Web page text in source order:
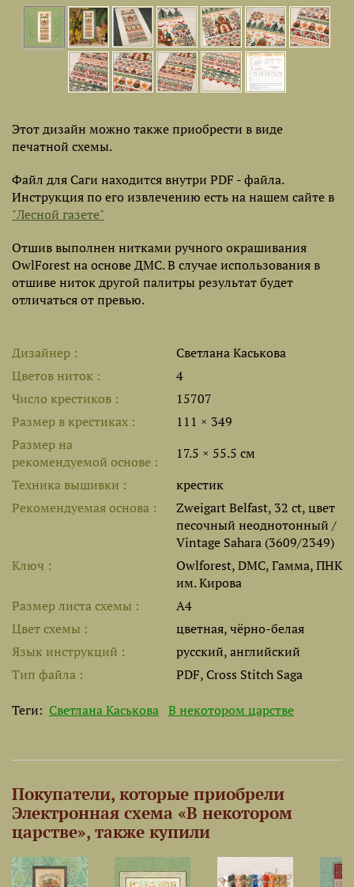
Этот дизайн можно также приобрести в виде
печатной схемы.
Файл для Саги находится внутри PDF - файла.
Инструкция по его извлечению есть на нашем сайте в
"Лесной газете"
Отшив выполнен нитками ручного окрашивания
OwlForest на основе ДМС. В случае использования в
отшиве ниток другой палитры результат будет
отличаться от превью.
Дизайнер
Светлана Каськова
Цветов ниток
4
Число крестиков
15707
Размер в крестиках
111 × 349
Размер на
рекомендуемой основе
17.5 × 55.5 см
Техника вышивки
крестик
Рекомендуемая основа
Zweigart Belfast, 32 ct, цвет
песочный неоднотонный /
Vintage Sahara (3609/2349)
Ключ
Owlforest, DMC, Гамма, ПНК
им. Кирова
Размер листа cхемы
A4
Цвет схемы
цветная, чёрно-белая
Язык инструкций
русский, английский
Тип файла
PDF, Cross Stitch Saga
Теги: Светлана Каськова В некотором царстве
Покупатели, которые приобрели
Электронная схема «В некотором
царстве», также купили